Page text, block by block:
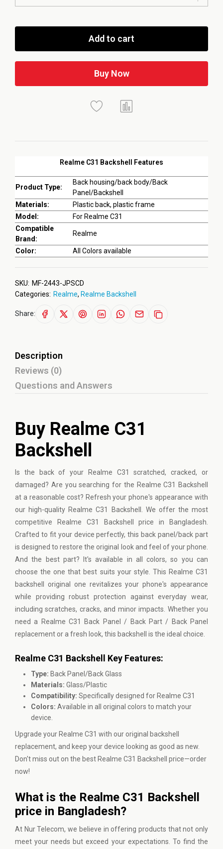
Realme C31 Backshell Features
Product Type:
Back housing/back body/Back
Panel/Backshell
Materials:
Plastic back, plastic frame
Model:
For Realme C31
Compatible
Brand:
Realme
Color: All Colors available
Add to cart
Buy Now
SKU: MF-2443-JPSCD
Categories: Realme, Realme Backshell
Share:
Description
Reviews (0)
Questions and Answers
Buy Realme C31
Backshell
Is the back of your Realme C31 scratched, cracked, or
damaged? Are you searching for the Realme C31 Backshell
at a reasonable cost? Refresh your phone's appearance with
our high-quality Realme C31 Backshell. We offer the most
competitive Realme C31 Backshell price in Bangladesh.
Crafted to fit your device perfectly, this back panel/back part
is designed to restore the original look and feel of your phone.
And the best part? It's available in all colors, so you can
choose the one that best suits your style. This Realme C31
backshell original one revitalizes your phone's appearance
while providing robust protection against everyday wear,
including scratches, cracks, and minor impacts. Whether you
need a Realme C31 Back Panel / Back Part / Back Panel
replacement or a fresh look, this backshell is the ideal choice.
Realme C31 Backshell Key Features:
Type: Back Panel/Back Glass
Materials: Glass/Plastic
Compatibility: Specifically designed for Realme C31
Colors: Available in all original colors to match your
device.
Upgrade your Realme C31 with our original backshell
replacement, and keep your device looking as good as new.
Don't miss out on the best Realme C31 Backshell price—order
now!
What is the Realme C31 Backshell
price in Bangladesh?
At Nur Telecom, we believe in offering products that not only
meet your needs but exceed your expectations. To find the